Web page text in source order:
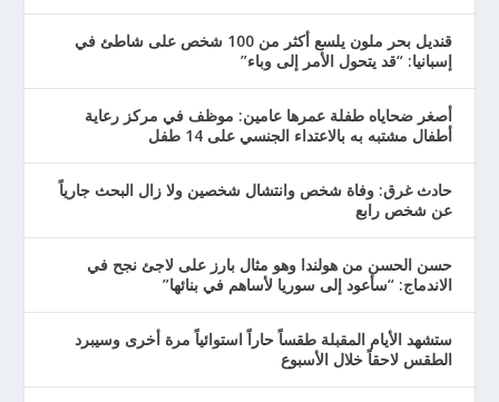
قنديل بحر ملون يلسع أكثر من 100 شخص على شاطئ في
إسبانيا: “قد يتحول الأمر إلى وباء”
أصغر ضحاياه طفلة عمرها عامين: موظف في مركز رعاية
أطفال مشتبه به بالاعتداء الجنسي على 14 طفل
حادث غرق: وفاة شخص وانتشال شخصين ولا زال البحث جارياً
عن شخص رابع
حسن الحسن من هولندا وهو مثال بارز على لاجئ نجح في
الاندماج: “سأعود إلى سوريا لأساهم في بنائها”
ستشهد الأيام المقبلة طقساً حاراً استوائياً مرة أخرى وسيبرد
الطقس لاحقاً خلال الأسبوع